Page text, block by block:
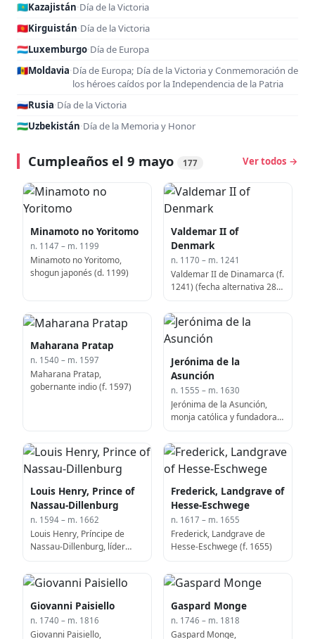
🇰🇿Kazajistán·Día de la Victoria
🇰🇬Kirguistán·Día de la Victoria
🇱🇺Luxemburgo·Día de Europa
🇲🇩Moldavia·Día de Europa; Día de la Victoria y Conmemoración de
los héroes caídos por la Independencia de la Patria
🇷🇺Rusia·Día de la Victoria
🇺🇿Uzbekistán·Día de la Memoria y Honor
Cumpleaños el 9 mayo 177 Ver todos →
Minamoto no Yoritomo
n. 1147 – m. 1199
Minamoto no Yoritomo,
shogun japonés (d. 1199)
Valdemar II of
Denmark
n. 1170 – m. 1241
Valdemar II de Dinamarca (f.
1241) (fecha alternativa 28
Maharana Pratap
n. 1540 – m. 1597
Maharana Pratap,
gobernante indio (f. 1597)
Jerónima de la
Asunción
n. 1555 – m. 1630
Jerónima de la Asunción,
monja católica y fundadora
Manila (f. 1630)
Louis Henry, Prince of
Nassau-Dillenburg
n. 1594 – m. 1662
Louis Henry, Príncipe de
Nassau-Dillenburg, líder
Treinta Años (f. 1662)
Frederick, Landgrave of
Hesse-Eschwege
n. 1617 – m. 1655
Frederick, Landgrave de
Hesse-Eschwege (f. 1655)
Giovanni Paisiello
n. 1740 – m. 1816
Giovanni Paisiello,
Gaspard Monge
n. 1746 – m. 1818
Gaspard Monge,